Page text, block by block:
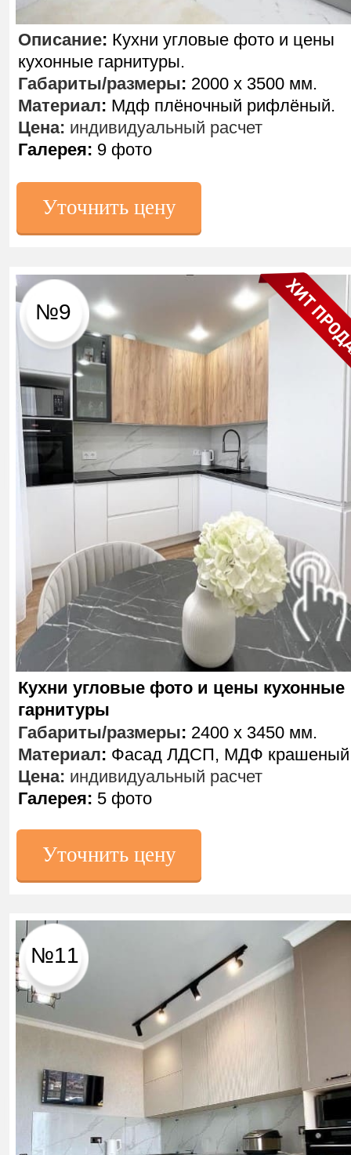
Уточнить цену
№9
Описание: Кухни угловые фото и цены
кухонные гарнитуры.
Габариты/размеры: 2000 х 3500 мм.
Материал: Мдф плёночный рифлёный.
Цена: индивидуальный расчет
Галерея: 9 фото
Кухни угловые фото и цены кухонные
гарнитуры
Габариты/размеры: 2400 х 3450 мм.
Материал: Фасад ЛДСП, МДФ
Цена: индивидуальный расчет
Галерея: 5 фото
№11
Уточнить цену